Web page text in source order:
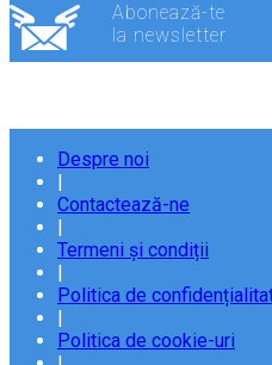
Abonează-te
la newsletter
Despre noi
Contactează-ne
Termeni și condiții
Politica de
Politica de cookie-uri